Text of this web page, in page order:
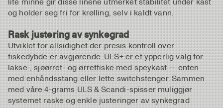
og holder seg fri for krølling, selv i kaldt vann.
Rask justering av synkegrad
Utviklet for allsidighet der presis kontroll over
fiskedybde er avgjørende. ULS+ er et ypperlig valg for
lakse-, sjøørret- og ørretfiske med speykast — enten
med enhåndsstang eller lette switchstenger. Sammen
med våre 4-grams ULS & Scandi-spisser muliggjør
systemet raske og enkle justeringer av synkegrad